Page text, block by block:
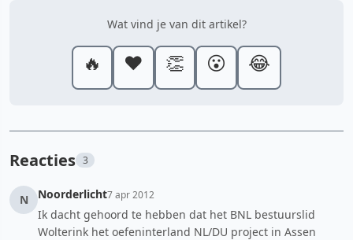
Wat vind je van dit artikel?
🔥 ❤️ 👏 😮 😂
Reacties 3
N Noorderlicht7 apr 2012
Ik dacht gehoord te hebben dat het BNL bestuurslid
Wolterink het oefeninterland NL/DU project in Assen